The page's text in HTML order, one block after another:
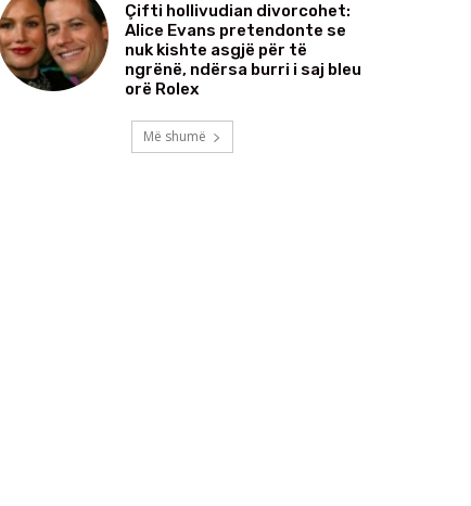
Çifti hollivudian divorcohet:
Alice Evans pretendonte se
nuk kishte asgjë për të
ngrënë, ndërsa burri i saj bleu
orë Rolex
Më shumë